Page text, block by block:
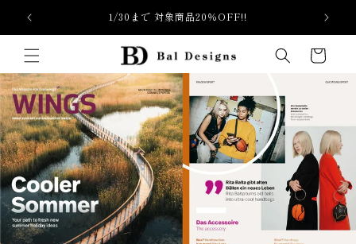
Skip to
content
1/30まで 対象商品20％OFF!!
Cart